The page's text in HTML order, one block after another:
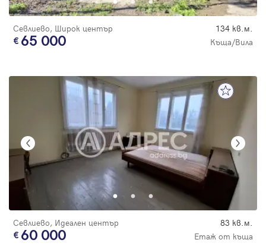
Севлиево, Широк център 134 кв.м.
65 000 Къща/Вила
Севлиево, Идеален център 83 кв.м.
60 000 Етаж от къща